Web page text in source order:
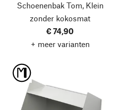
Schoenenbak Tom, Klein
zonder kokosmat
€ 74,90
+ meer varianten